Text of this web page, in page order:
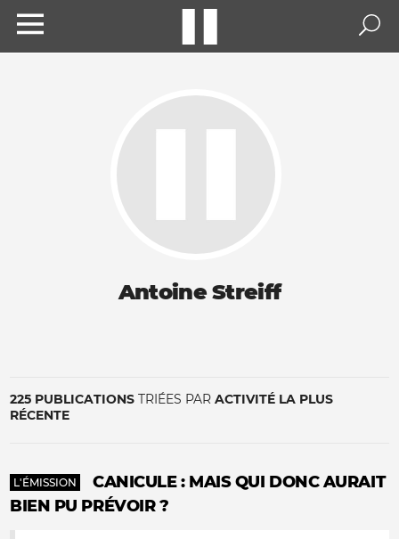
Antoine Streiff
225 PUBLICATIONS TRIÉES PAR ACTIVITÉ LA PLUS
RÉCENTE
L'ÉMISSION
CANICULE : MAIS QUI DONC AURAIT
BIEN PU PRÉVOIR ?